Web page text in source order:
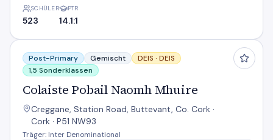
SCHÜLER
523
PTR
14.1:1
Colaiste Pobail Naomh Mhuire
Post-Primary Gemischt DEIS · DEIS
1,5 Sonderklassen
Colaiste Pobail Naomh Mhuire
Creggane, Station Road, Buttevant, Co. Cork ·
Cork · P51 NW93
Träger: Inter Denominational